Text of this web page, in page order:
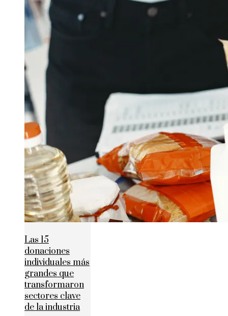
Las 15
donaciones
individuales más
grandes que
transformaron
sectores clave
de la industria